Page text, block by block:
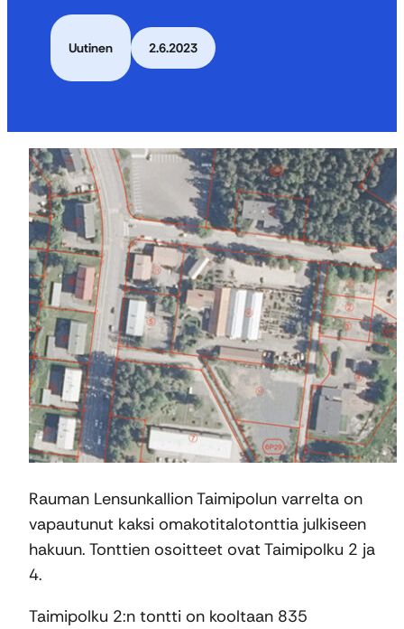
Uutinen 2.6.2023
Rauman Lensunkallion Taimipolun varrelta on
vapautunut kaksi omakotitalotonttia julkiseen
hakuun. Tonttien osoitteet ovat Taimipolku 2 ja
4.
Taimipolku 2:n tontti on kooltaan 835